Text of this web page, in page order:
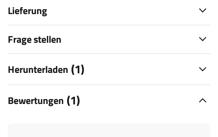
Lieferung
Frage stellen
Herunterladen (1)
Bewertungen (1)